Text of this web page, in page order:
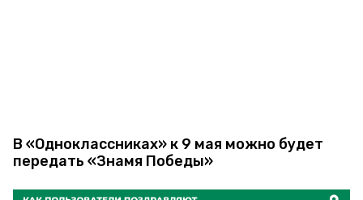
В «Одноклассниках» к 9 мая можно будет
передать «Знамя Победы»